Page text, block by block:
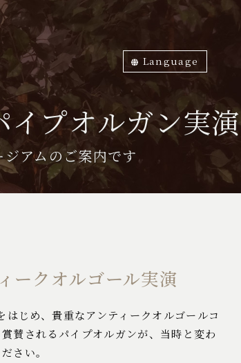
Language
イプオルガン実演
アムのご案内です
ークオルゴール実演
じめ、貴重なアンティークオルゴールコ
賛されるパイプオルガンが、当時と変わ
さい。